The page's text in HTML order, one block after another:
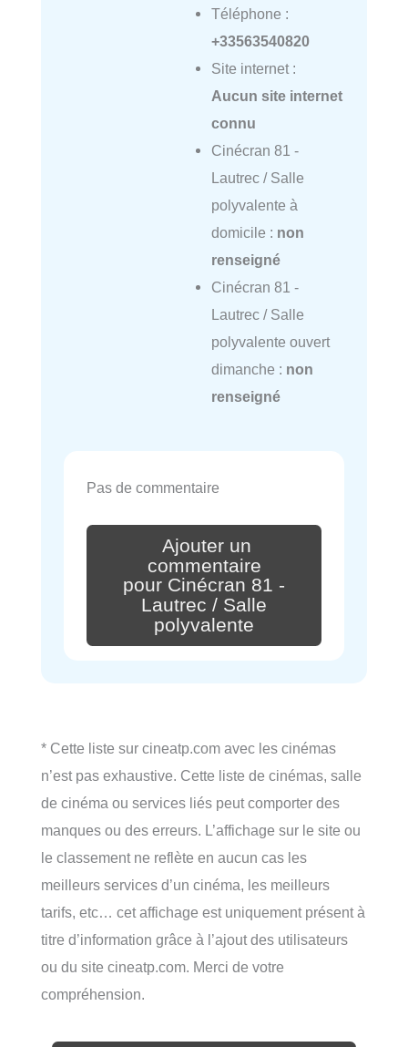
Téléphone :
+33563540820
Site internet :
Aucun site internet
connu
Cinécran 81 -
Lautrec / Salle
polyvalente à
domicile : non
renseigné
Cinécran 81 -
Lautrec / Salle
polyvalente ouvert
dimanche : non
renseigné
Pas de commentaire
Ajouter un
commentaire
pour Cinécran 81 -
Lautrec / Salle
polyvalente
* Cette liste sur cineatp.com avec les cinémas
n’est pas exhaustive. Cette liste de cinémas, salle
de cinéma ou services liés peut comporter des
manques ou des erreurs. L’affichage sur le site ou
le classement ne reflète en aucun cas les
meilleurs services d’un cinéma, les meilleurs
tarifs, etc… cet affichage est uniquement présent à
titre d’information grâce à l’ajout des utilisateurs
ou du site cineatp.com. Merci de votre
compréhension.